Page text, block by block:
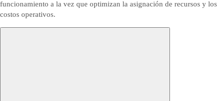
funcionamiento a la vez que optimizan la asignación de recursos y los
costos operativos.